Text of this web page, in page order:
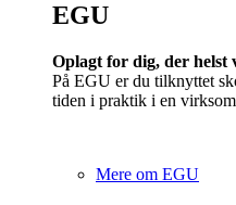
EGU​
Oplagt for dig, der helst
På EGU er du tilknyttet
tiden i praktik i en
Mere om EGU